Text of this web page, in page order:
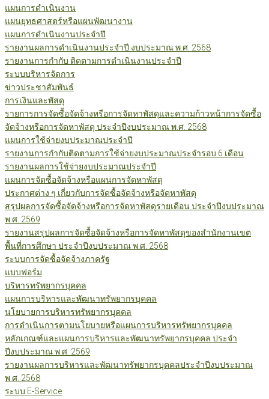
แผนการดำเนินงาน
แผนยุทธศาสตร์หรือแผนพัฒนางาน
แผนการดำเนินงานประจำปี
รายงานผลการดำเนินงานประจำปี งบประมาณ พ.ศ. 2568
รายงานการกำกับ ติดตามการดำเนินงานประจำปี
ระบบบริหารจัดการ
ข่าวประชาสัมพันธ์
การเงินและพัสดุ
รายการการจัดซื้อจัดจ้างหรือการจัดหาพัสดุและความก้าวหน้าการจัดซื้อ
จัดจ้างหรือการจัดหาพัสดุ ประจำปีงบประมาณ พ.ศ. 2568
แผนการใช้จ่ายงบประมาณประจำปี
รายงานการกำกับติดตามการใช้จ่ายงบประมาณประจำรอบ 6 เดือน
รายงานผลการใช้จ่ายงบประมาณประจำปี
แผนการจัดซื้อจัดจ้างหรือแผนการจัดหาพัสดุ
ประกาศต่าง ๆ เกี่ยวกับการจัดซื้อจัดจ้างหรือจัดหาพัสดุ
สรุปผลการจัดซื้อจัดจ้างหรือการจัดหาพัสดุรายเดือน ประจำปีงบประมาณ
พ.ศ. 2569
รายงานสรุปผลการจัดซื้อจัดจ้างหรือการจัดหาพัสดุของสำนักงานเขต
พื้นที่การศึกษา ประจำปีงบประมาณ พ.ศ. 2568
ระบบการจัดซื้อจัดจ้างภาครัฐ
แบบฟอร์ม
บริหารทรัพยากรบุคคล
แผนการบริหารและพัฒนาทรัพยากรบุคคล
นโยบายการบริหารทรัพยากรบุคคล
การดำเนินการตามนโยบายหรือแผนการบริหารทรัพยากรบุคคล
หลักเกณฑ์และแผนการบริหารและพัฒนาทรัพยากรบุคคล ประจำ
ปีงบประมาณ พ.ศ. 2569
รายงานผลการบริหารและพัฒนาทรัพยากรบุคคลประจำปีงบประมาณ
พ.ศ. 2568
ระบบ E-Service